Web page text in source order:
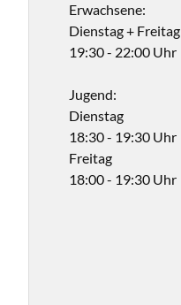
Erwachsene:
Dienstag + Freitag
19:30 - 22:00 Uhr
Jugend:
Dienstag
18:30 - 19:30 Uhr
Freitag
18:00 - 19:30 Uhr